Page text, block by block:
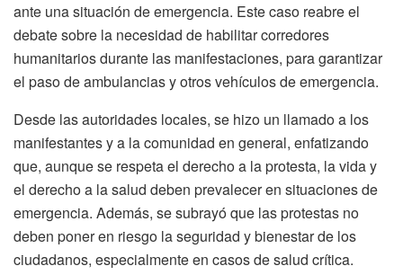
ante una situación de emergencia. Este caso reabre el
debate sobre la necesidad de habilitar corredores
humanitarios durante las manifestaciones, para garantizar
el paso de ambulancias y otros vehículos de emergencia.
Desde las autoridades locales, se hizo un llamado a los
manifestantes y a la comunidad en general, enfatizando
que, aunque se respeta el derecho a la protesta, la vida y
el derecho a la salud deben prevalecer en situaciones de
emergencia. Además, se subrayó que las protestas no
deben poner en riesgo la seguridad y bienestar de los
ciudadanos, especialmente en casos de salud crítica.